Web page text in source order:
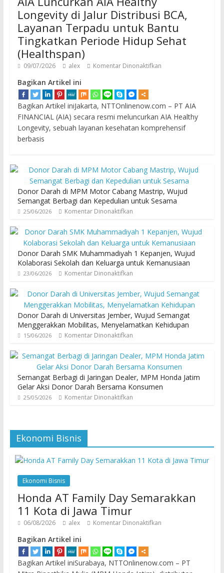
Longevity di Jalur Distribusi BCA,
Layanan Terpadu untuk Bantu
Tingkatkan Periode Hidup Sehat
(Healthspan)
09/07/2026 alex Komentar Dinonaktifkan
Bagikan Artikel ini
Bagikan Artikel iniJakarta, NTTOnlinenow.com – PT AIA
FINANCIAL (AIA) secara resmi meluncurkan AIA Healthy
Longevity, sebuah layanan kesehatan komprehensif
berbasis
Donor Darah di MPM Motor Cabang Mastrip, Wujud
Semangat Berbagi dan Kepedulian untuk Sesama
25/06/2026 Komentar Dinonaktifkan
Donor Darah SMK Muhammadiyah 1 Kepanjen, Wujud
Kolaborasi Sekolah dan Keluarga untuk Kemanusiaan
23/06/2026 Komentar Dinonaktifkan
Donor Darah di Universitas Jember, Wujud Semangat
Menggerakkan Mobilitas, Menyelamatkan Kehidupan
15/06/2026 Komentar Dinonaktifkan
Semangat Berbagi di Jaringan Dealer, MPM Honda Jatim
Gelar Aksi Donor Darah Bersama Konsumen
25/05/2026 Komentar Dinonaktifkan
Ekonomi Bisnis
Ekonomi Bisnis
Honda AT Family Day Semarakkan
11 Kota di Jawa Timur
06/08/2026 alex Komentar Dinonaktifkan
Bagikan Artikel ini
Bagikan Artikel iniSurabaya, NTTOnlinenow.com – PT